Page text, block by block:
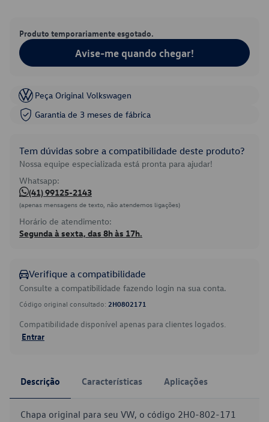
Produto temporariamente esgotado.
Avise-me quando chegar!
Peça Original Volkswagen
Garantia de 3 meses de fábrica
Tem dúvidas sobre a compatibilidade deste produto?
Nossa equipe especializada está pronta para ajudar!
Whatsapp:
(41) 99125-2143
(apenas mensagens de texto, não atendemos ligações)
Horário de atendimento:
Segunda à sexta, das 8h às 17h.
Verifique a compatibilidade
Consulte a compatibilidade fazendo login na sua conta.
Código original consultado: 2H0802171
Compatibilidade disponível apenas para clientes logados.
Entrar
Descrição Características Aplicações
Chapa original para seu VW, o código 2H0-802-171